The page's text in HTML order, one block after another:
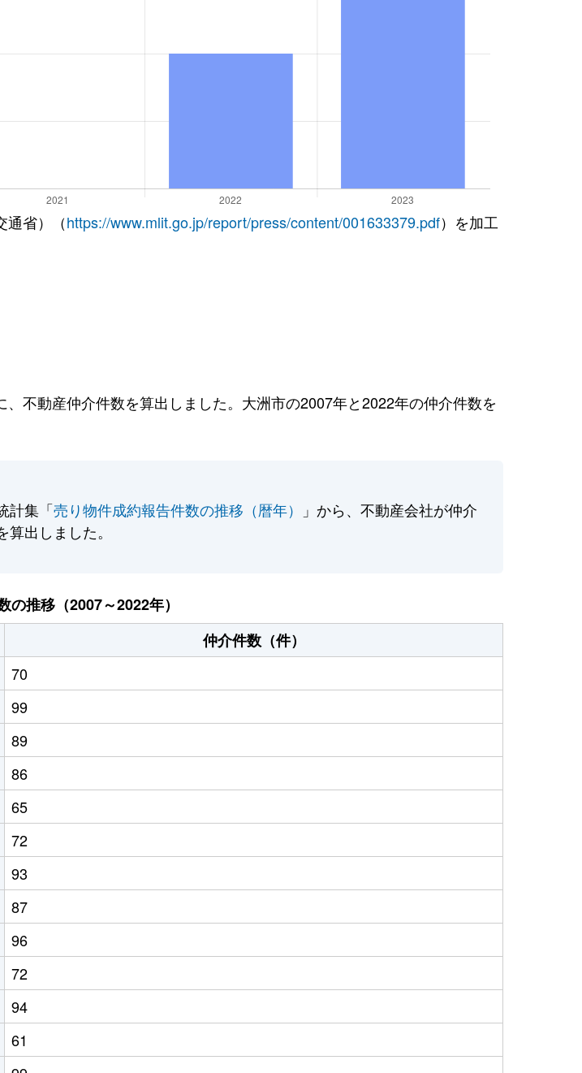
省）（https://www.mlit.go.jp/report/press/content/001633379.pdf）を加工
不動産仲介件数を算出しました。大洲市の2007年と2022年の仲介件数を
計集「売り物件成約報告件数の推移（暦年）
」から、不動産会社が仲介
出しました。
の推移（2007～2022年）
仲介件数（件）
70
99
89
86
65
72
93
87
96
72
94
61